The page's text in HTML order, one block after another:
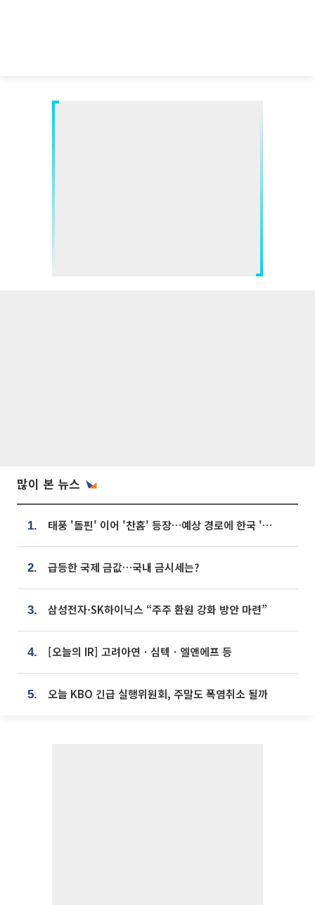
많이 본 뉴스
1. 태풍 '돌핀' 이어 '찬홈' 등장…예상 경로에 한국 '한숨'
2. 급등한 국제 금값…국내 금시세는?
3. 삼성전자·SK하이닉스 “주주 환원 강화 방안 마련”
4. [오늘의 IR] 고려아연ㆍ심텍ㆍ엘앤에프 등
5. 오늘 KBO 긴급 실행위원회, 주말도 폭염취소 될까